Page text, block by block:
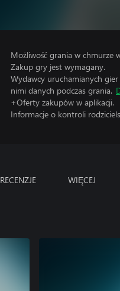
Możliwość grania w chmurze
Zakup gry jest wymagany.
Wydawcy uruchamianych
nimi danych podczas grania.
+Oferty zakupów w aplikacji.
Informacje o kontroli
RECENZJE WIĘCEJ